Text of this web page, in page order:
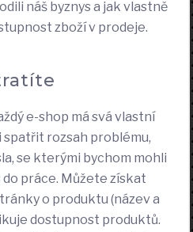
náš byznys a jak vlastně
zboží v prodeje.
e-shop má svá vlastní
spatřit rozsah problému,
se kterými bychom mohli
práce. Můžete získat
o produktu (název a
dostupnost produktů.